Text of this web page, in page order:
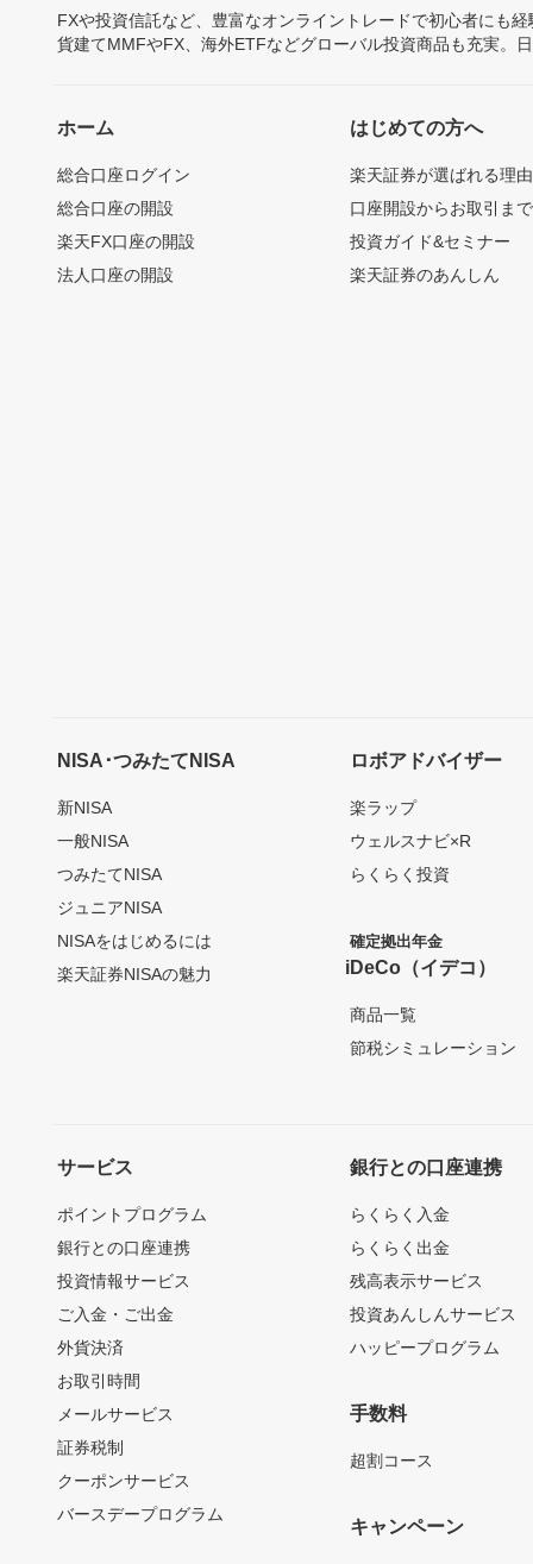
FXや投資信託など、豊富なオンライントレードで初心者にも
貨建てMMFやFX、海外ETFなどグローバル投資商品も充実。
ホーム
総合口座ログイン
総合口座の開設
楽天FX口座の開設
法人口座の開設
はじめての方へ
楽天証券が選ばれる理由
口座開設からお取引ま
投資ガイド&セミナー
楽天証券のあんしん
NISA･つみたてNISA
新NISA
一般NISA
つみたてNISA
ジュニアNISA
NISAをはじめるには
楽天証券NISAの魅力
ロボアドバイザー
楽ラップ
ウェルスナビ×R
らくらく投資
確定拠出年金
iDeCo（イデコ）
商品一覧
節税シミュレーション
サービス
ポイントプログラム
銀行との口座連携
投資情報サービス
ご入金・ご出金
外貨決済
お取引時間
メールサービス
証券税制
クーポンサービス
バースデープログラム
銀行との口座連携
らくらく入金
らくらく出金
残高表示サービス
投資あんしんサービス
ハッピープログラム
手数料
超割コース
キャンペーン